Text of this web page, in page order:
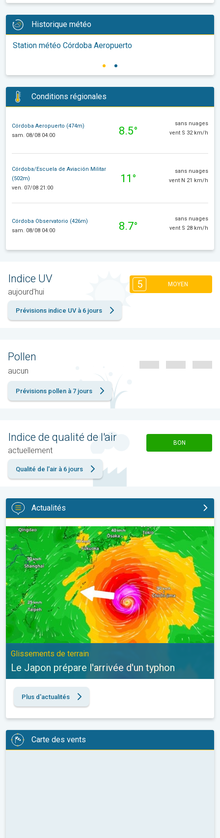
Historique météo
Station météo Córdoba Aeropuerto
Conditions régionales
Córdoba Aeropuerto (474m)
sam. 08/08 04:00
8.5°
sans nuages
vent S 32 km/h
Córdoba/Escuela de Aviación Militar
(502m)
ven. 07/08 21:00
11°
sans nuages
vent N 21 km/h
Córdoba Observatorio (426m)
sam. 08/08 04:00
8.7°
sans nuages
vent S 28 km/h
Indice UV
aujourd'hui
5 MOYEN
Prévisions indice UV à 6 jours
Pollen
aucun
Prévisions pollen à 7 jours
Indice de qualité de l'air
actuellement
BON
Qualité de l'air à 6 jours
Actualités
Le Japon prépare l'arrivée d'un typhon. Glissements de terrain.
Glissements de terrain
Le Japon prépare l'arrivée d'un typhon
Plus d'actualités
Carte des vents